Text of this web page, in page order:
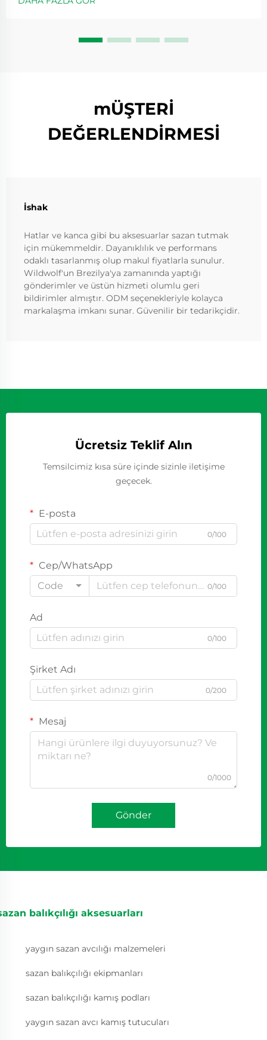
ifade edilir; bu değer, kolu bir kez çevirdiğimizde
mÜŞTERİ
DEĞERLENDİRMESİ
İshak
Hatlar ve kanca gibi bu aksesuarlar sazan tutmak
için mükemmeldir. Dayanıklılık ve performans
odaklı tasarlanmış olup makul fiyatlarla sunulur.
Wildwolf'un Brezilya'ya zamanında yaptığı
gönderimler ve üstün hizmeti olumlu geri
bildirimler almıştır. ODM seçenekleriyle kolayca
markalaşma imkanı sunar. Güvenilir bir tedarikçidir.
Ücretsiz Teklif Alın
Temsilcimiz kısa süre içinde sizinle iletişime
geçecek.
E-posta
0/100
Cep/WhatsApp
Code
0/100
Ad
0/100
Şirket Adı
0/200
Mesaj
0/1000
Gönder
balıkçılığı aksesuarları
yaygın sazan avcılığı malzemeleri
sazan balıkçılığı ekipmanları
sazan balıkçılığı kamış podları
yaygın sazan avcı kamış tutucuları